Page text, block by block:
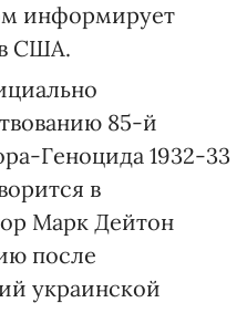
информирует
США.
85-й
Геноцида 1932-33
в
Марк Дейтон
после
украинской